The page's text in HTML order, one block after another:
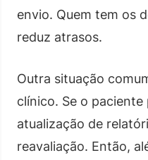
envio. Quem tem os
reduz atrasos.
Outra situação
clínico. Se o
atualização de
reavaliação. Então,